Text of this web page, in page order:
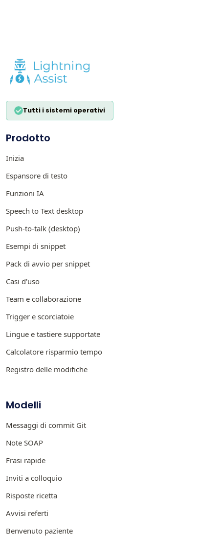
Tutti i sistemi operativi
Prodotto
Inizia
Espansore di testo
Funzioni IA
Speech to Text desktop
Push-to-talk (desktop)
Esempi di snippet
Pack di avvio per snippet
Casi d'uso
Team e collaborazione
Trigger e scorciatoie
Lingue e tastiere supportate
Calcolatore risparmio tempo
Registro delle modifiche
Modelli
Messaggi di commit Git
Note SOAP
Frasi rapide
Inviti a colloquio
Risposte ricetta
Avvisi referti
Benvenuto paziente